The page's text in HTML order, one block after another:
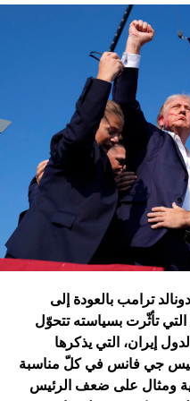
هي تدمير الطائرات
لصواريخ الحزب في عمق
سينهي الحروب
قد
لوقف الحرب
نتنياهو
السياسة الأميركية وتعاطي
ترامب بالعودة إلى
تأثّرت بسياسته تتحوّل
إيران، التي يذكرها
جي فانس في كلّ مناسبة
ومثال على ضعف الرئيس